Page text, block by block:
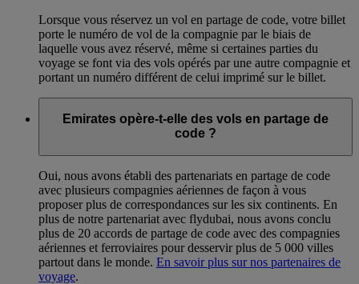
Lorsque vous réservez un vol en partage de code, votre billet
porte le numéro de vol de la compagnie par le biais de
laquelle vous avez réservé, même si certaines parties du
voyage se font via des vols opérés par une autre compagnie et
portant un numéro différent de celui imprimé sur le billet.
Emirates opère-t-elle des vols en partage de
code ?
Oui, nous avons établi des partenariats en partage de code
avec plusieurs compagnies aériennes de façon à vous
proposer plus de correspondances sur les six continents. En
plus de notre partenariat avec flydubai, nous avons conclu
plus de 20 accords de partage de code avec des compagnies
aériennes et ferroviaires pour desservir plus de 5 000 villes
partout dans le monde. En savoir plus sur nos partenaires de
voyage.